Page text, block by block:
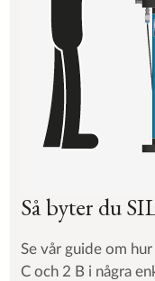
Så byter du
Se vår guide om
C och 2 B i några